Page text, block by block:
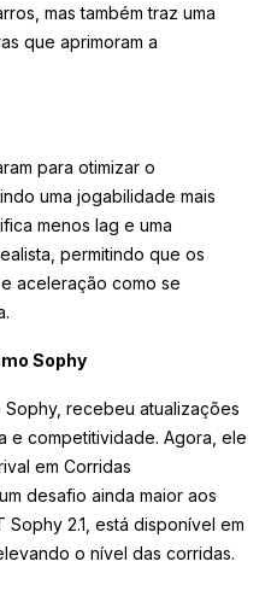
mas também traz uma
que aprimoram a
para otimizar o
uma jogabilidade mais
menos lag e uma
permitindo que os
aceleração como se
Sophy
Sophy, recebeu atualizações
e competitividade. Agora, ele
em Corridas
desafio ainda maior aos
2.1, está disponível em
o nível das corridas.